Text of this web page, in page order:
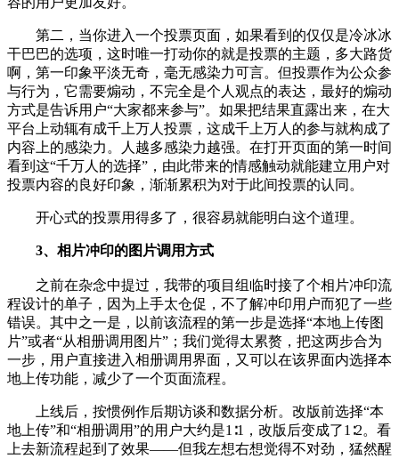
第二，当你进入一个投票页面，如果看到的仅仅是冷冰冰
干巴巴的选项，这时唯一打动你的就是投票的主题，多大路货
啊，第一印象平淡无奇，毫无感染力可言。但投票作为公众参
与行为，它需要煽动，不完全是个人观点的表达，最好的煽动
方式是告诉用户“大家都来参与”。如果把结果直露出来，在大
平台上动辄有成千上万人投票，这成千上万人的参与就构成了
内容上的感染力。人越多感染力越强。在打开页面的第一时间
看到这“千万人的选择”，由此带来的情感触动就能建立用户对
投票内容的良好印象，渐渐累积为对于此间投票的认同。
开心式的投票用得多了，很容易就能明白这个道理。
3、相片冲印的图片调用方式
之前在杂念中提过，我带的项目组临时接了个相片冲印流
程设计的单子，因为上手太仓促，不了解冲印用户而犯了一些
错误。其中之一是，以前该流程的第一步是选择“本地上传图
片”或者“从相册调用图片”；我们觉得太累赘，把这两步合为
一步，用户直接进入相册调用界面，又可以在该界面内选择本
地上传功能，减少了一个页面流程。
上线后，按惯例作后期访谈和数据分析。改版前选择“本
地上传”和“相册调用”的用户大约是1∶1，改版后变成了1∶2。看
上去新流程起到了效果——但我左想右想觉得不对劲，猛然醒